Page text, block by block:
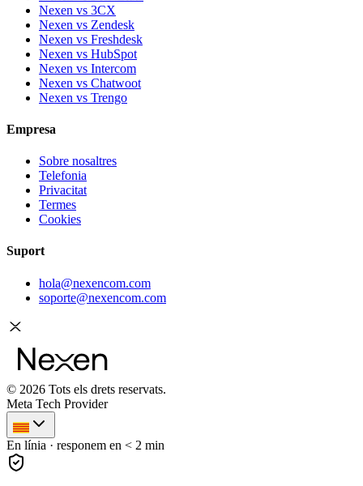
Nexen vs 3CX
Nexen vs Zendesk
Nexen vs Freshdesk
Nexen vs HubSpot
Nexen vs Intercom
Nexen vs Chatwoot
Nexen vs Trengo
Empresa
Sobre nosaltres
Telefonia
Privacitat
Termes
Cookies
Suport
hola@nexencom.com
soporte@nexencom.com
© 2026 Tots els drets reservats.
Meta Tech Provider
En línia · responem en < 2 min